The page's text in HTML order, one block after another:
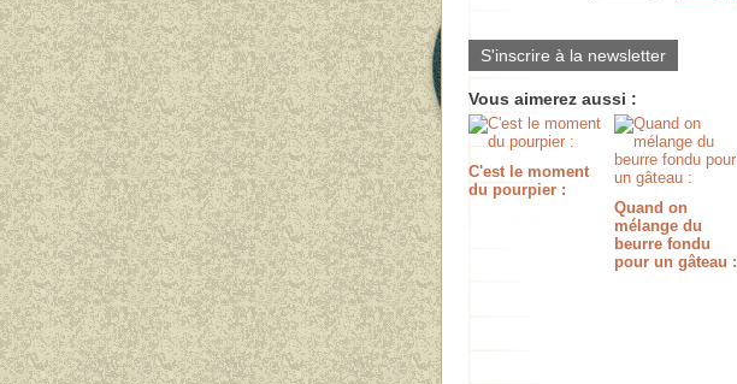
S'inscrire à la newsletter
Vous aimerez aussi :
C'est le moment
du pourpier :
Quand on
mélange du
beurre fondu
pour un gâteau :